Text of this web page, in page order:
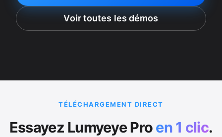
Voir toutes les démos
TÉLÉCHARGEMENT DIRECT
Essayez Lumyeye Pro en 1 clic.